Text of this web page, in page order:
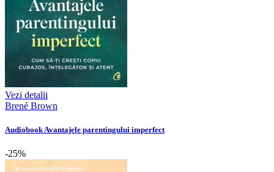
Vezi detalii
Brené Brown
Audiobook Avantajele parentingului imperfect
-25%